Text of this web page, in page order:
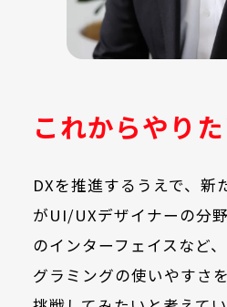
これからやり
DXを推進するうえで、新
がUI/UXデザイナーの分
のインターフェイスなど
グラミングの使いやすさ